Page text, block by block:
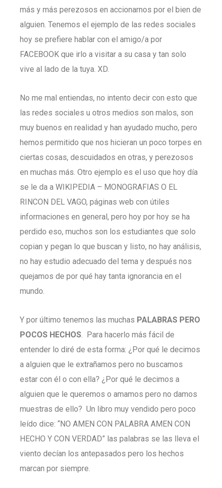
más y más perezosos en accionarnos por el bien de
alguien. Tenemos el ejemplo de las redes sociales
hoy se prefiere hablar con el amigo/a por
FACEBOOK que irlo a visitar a su casa y tan solo
vive al lado de la tuya. XD.
No me mal entiendas, no intento decir con esto que
las redes sociales u otros medios son malos, son
muy buenos en realidad y han ayudado mucho, pero
hemos permitido que nos hicieran un poco torpes en
ciertas cosas, descuidados en otras, y perezosos
en muchas más. Otro ejemplo es el uso que hoy día
se le da a WIKIPEDIA – MONOGRAFIAS O EL
RINCON DEL VAGO, páginas web con útiles
informaciones en general, pero hoy por hoy se ha
perdido eso, muchos son los estudiantes que solo
copian y pegan lo que buscan y listo, no hay análisis,
no hay estudio adecuado del tema y después nos
quejamos de por qué hay tanta ignorancia en el
mundo.
Y por último tenemos las muchas PALABRAS PERO
POCOS HECHOS . Para hacerlo más fácil de
entender lo diré de esta forma: ¿Por qué le decimos
a alguien que le extrañamos pero no buscamos
estar con él o con ella? ¿Por qué le decimos a
alguien que le queremos o amamos pero no damos
muestras de ello? Un libro muy vendido pero poco
leído dice: “NO AMEN CON PALABRA AMEN CON
HECHO Y CON VERDAD” las palabras se las lleva el
viento decían los antepasados pero los hechos
marcan por siempre.